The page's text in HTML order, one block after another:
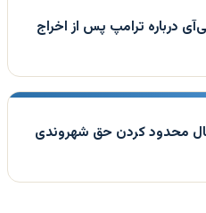
درباره ترامپ پس از اخراج
محدود کردن حق شهروندی